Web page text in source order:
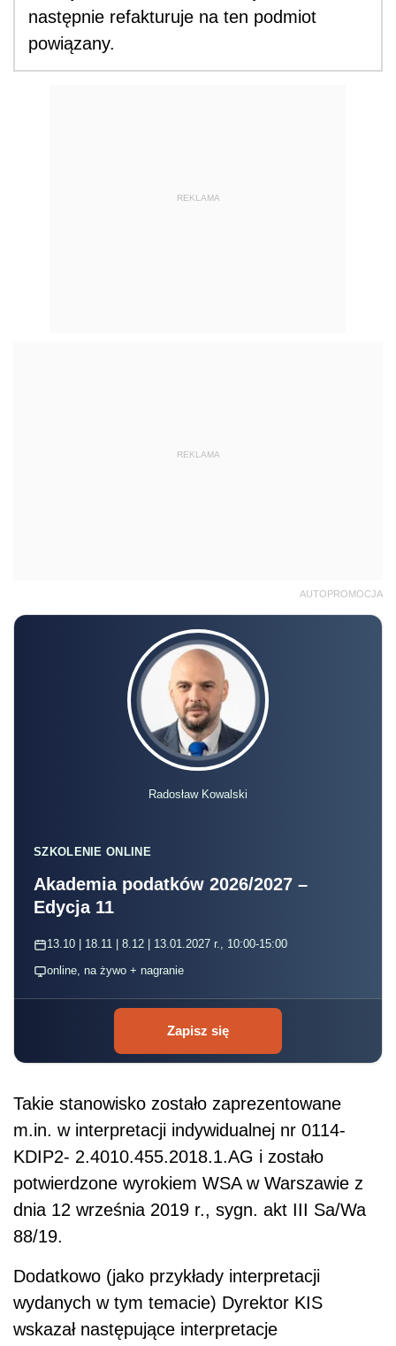
następnie refakturuje na ten podmiot
powiązany.
REKLAMA
REKLAMA
AUTOPROMOCJA
Radosław Kowalski
SZKOLENIE ONLINE
Akademia podatków 2026/2027 –
Edycja 11
13.10 | 18.11 | 8.12 | 13.01.2027 r., 10:00-15:00
online, na żywo + nagranie
Zapisz się
Takie stanowisko zostało zaprezentowane
m.in. w interpretacji indywidualnej nr 0114-
KDIP2- 2.4010.455.2018.1.AG i zostało
potwierdzone wyrokiem WSA w Warszawie z
dnia 12 września 2019 r., sygn. akt III Sa/Wa
88/19.
Dodatkowo (jako przykłady interpretacji
wydanych w tym temacie) Dyrektor KIS
wskazał następujące interpretacje